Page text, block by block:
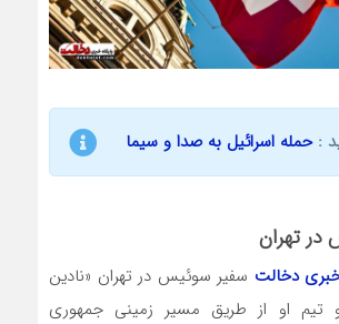
:حمله اسرائیل به صدا و سیما
تهران
خبری دخالت سفیر سوئیس در تهران «نادین
و تیم او از طریق مسیر زمینی جمهوری